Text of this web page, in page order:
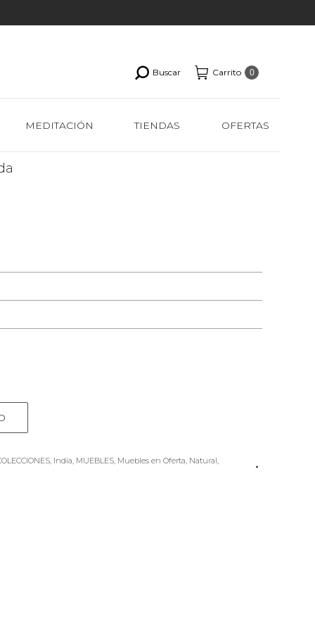
Buscar Carrito 0
MEDITACIÓN TIENDAS OFERTAS
, India, MUEBLES, Muebles en Oferta, Natural,